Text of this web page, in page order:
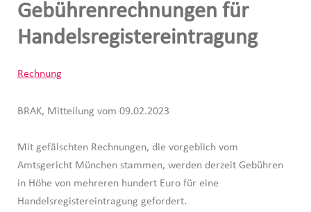
Gebührenrechnungen für
Handelsregistereintragung
Rechnung
BRAK, Mitteilung vom 09.02.2023
Mit gefälschten Rechnungen, die vorgeblich vom
Amtsgericht München stammen, werden derzeit Gebühren
in Höhe von mehreren hundert Euro für eine
Handelsregistereintragung gefordert.